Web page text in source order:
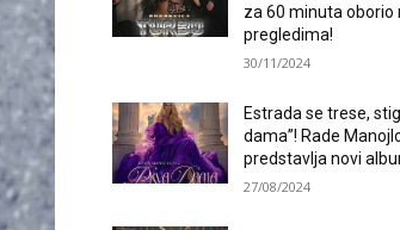
za 60 minuta oborio
pregledima!
30/11/2024
Estrada se trese,
dama”! Rade
predstavlja novi
27/08/2024